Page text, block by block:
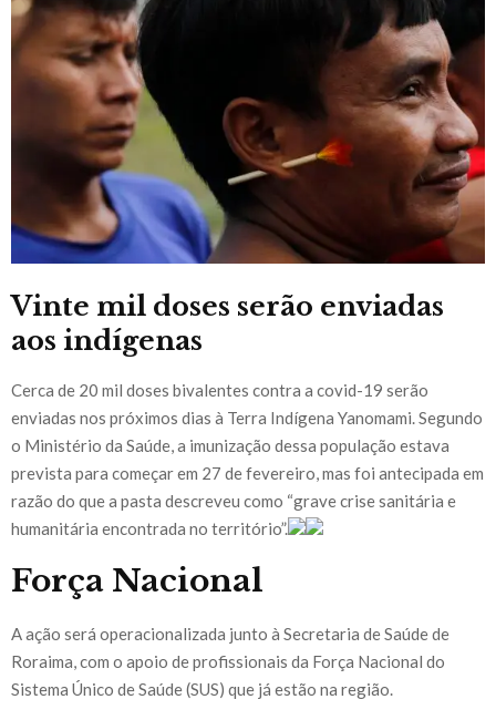
Vinte mil doses serão enviadas
aos indígenas
Cerca de 20 mil doses bivalentes contra a covid-19 serão
enviadas nos próximos dias à Terra Indígena Yanomami. Segundo
o Ministério da Saúde, a imunização dessa população estava
prevista para começar em 27 de fevereiro, mas foi antecipada em
razão do que a pasta descreveu como “grave crise sanitária e
humanitária encontrada no território”.
Força Nacional
A ação será operacionalizada junto à Secretaria de Saúde de
Roraima, com o apoio de profissionais da Força Nacional do
Sistema Único de Saúde (SUS) que já estão na região.